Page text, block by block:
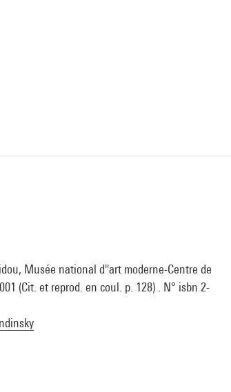
Musée national d''art moderne-Centre de
(Cit. et reprod. en coul. p. 128) . N° isbn 2-